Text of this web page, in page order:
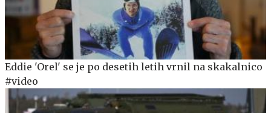
Eddie 'Orel' se je po desetih letih vrnil na skakalnico
#video